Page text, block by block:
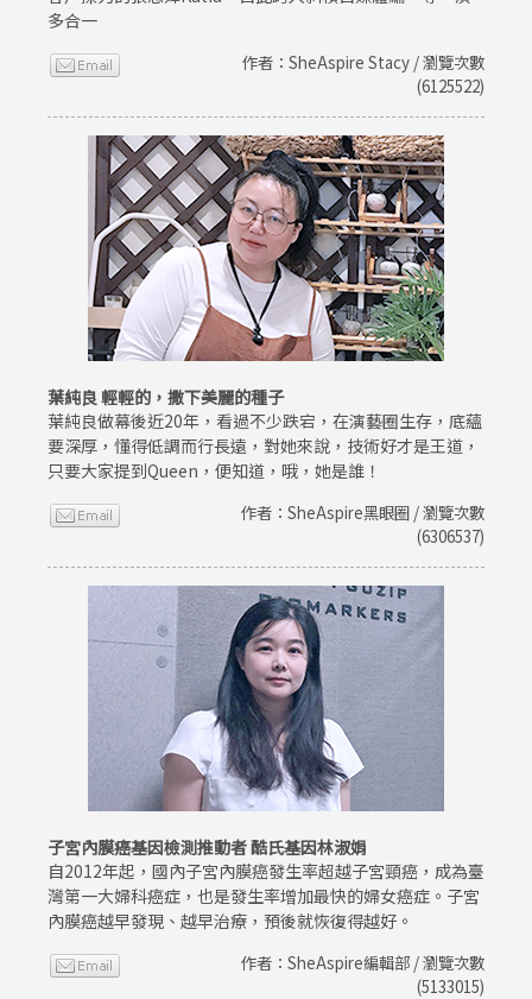
多合一
作者：SheAspire Stacy / 瀏覽次數
(6125522)
葉純良 輕輕的，撒下美麗的種子
葉純良做幕後近20年，看過不少跌宕，在演藝圈生存，底蘊
要深厚，懂得低調而行長遠，對她來說，技術好才是王道，
只要大家提到Queen，便知道，哦，她是誰！
作者：SheAspire黑眼圈 / 瀏覽次數
(6306537)
子宮內膜癌基因檢測推動者 酷氏基因林淑娟
自2012年起，國內子宮內膜癌發生率超越子宮頸癌，成為臺
灣第一大婦科癌症，也是發生率增加最快的婦女癌症。子宮
內膜癌越早發現、越早治療，預後就恢復得越好。
作者：SheAspire編輯部 / 瀏覽次數
(5133015)